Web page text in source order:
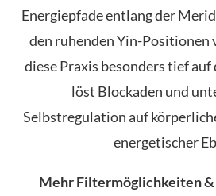
Energiepfade entlang der
den ruhenden Yin-Positionen
diese Praxis besonders tief auf
löst Blockaden und
Selbstregulation auf
energetischer
Mehr Filtermöglichkeiten